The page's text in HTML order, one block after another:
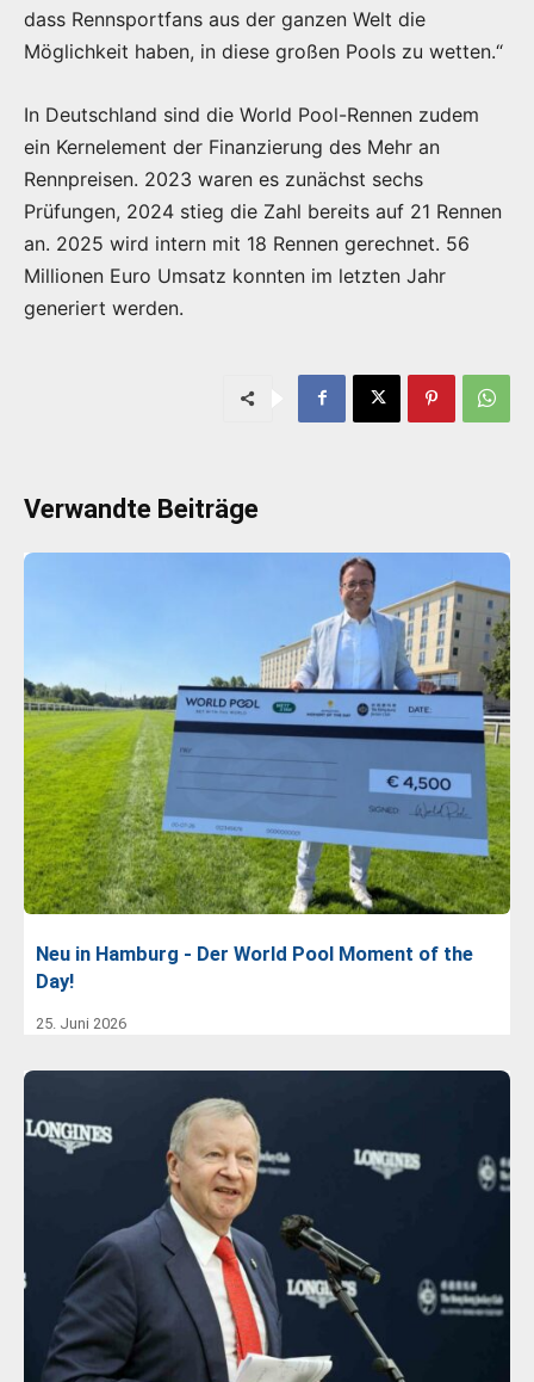
dass Rennsportfans aus der ganzen Welt die
Möglichkeit haben, in diese großen Pools zu wetten.“
In Deutschland sind die World Pool-Rennen zudem
ein Kernelement der Finanzierung des Mehr an
Rennpreisen. 2023 waren es zunächst sechs
Prüfungen, 2024 stieg die Zahl bereits auf 21 Rennen
an. 2025 wird intern mit 18 Rennen gerechnet. 56
Millionen Euro Umsatz konnten im letzten Jahr
generiert werden.
Verwandte Beiträge
Neu in Hamburg - Der World Pool Moment of the
Day!
25. Juni 2026